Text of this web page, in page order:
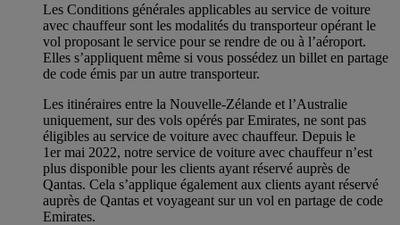
Les Conditions générales applicables au service de voiture
avec chauffeur sont les modalités du transporteur opérant le
vol proposant le service pour se rendre de ou à l’aéroport.
Elles s’appliquent même si vous possédez un billet en partage
de code émis par un autre transporteur.
Les itinéraires entre la Nouvelle-Zélande et l’Australie
uniquement, sur des vols opérés par Emirates, ne sont pas
éligibles au service de voiture avec chauffeur. Depuis le
1er mai 2022, notre service de voiture avec chauffeur n’est
plus disponible pour les clients ayant réservé auprès de
Qantas. Cela s’applique également aux clients ayant réservé
auprès de Qantas et voyageant sur un vol en partage de code
Emirates.